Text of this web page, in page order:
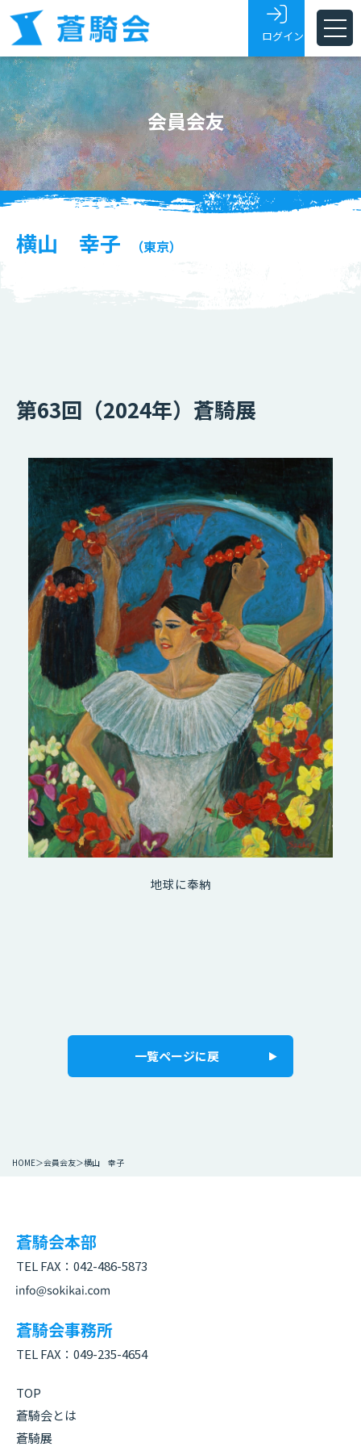
ホーム
蒼騎会とは
蒼騎展
支部
展覧会トピックス
ログイン
会員会友
横山 幸子 （東京）
第63回（2024年）蒼騎展
地球に奉納
一覧ページに戻
HOME 会員会友 横山 幸子
蒼騎会本部
TEL FAX： 042-486-5873
蒼騎会事務所
TEL FAX： 049-235-4654
TOP
蒼騎会とは
蒼騎展